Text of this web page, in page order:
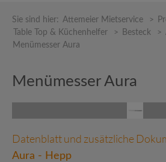
content
Sie sind hier: Attemeier Mietservice >
Table Top & Küchenhelfer
> Besteck >
Menümesser Aura
Menümesser Aura
Datenblatt und zusätzliche
Aura - Hepp